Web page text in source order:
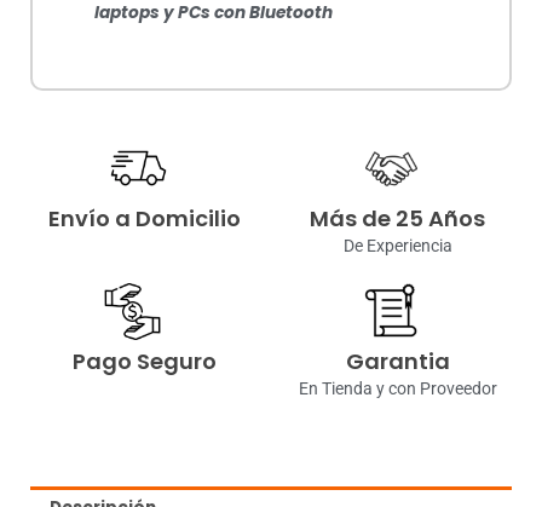
laptops y PCs con Bluetooth
Envío a Domicilio Más de 25 Años
De Experiencia
Pago Seguro Garantia
En Tienda y con Proveedor